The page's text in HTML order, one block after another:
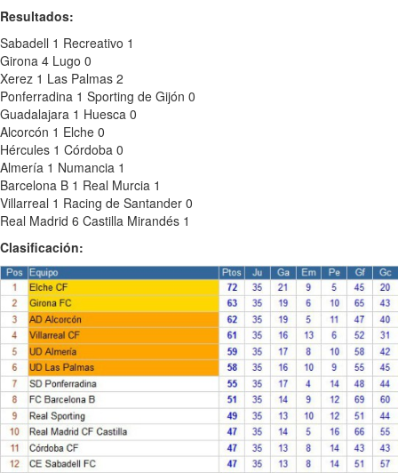
Resultados:
Sabadell 1 Recreativo 1
Girona 4 Lugo 0
Xerez 1 Las Palmas 2
Ponferradina 1 Sporting de Gijón 0
Guadalajara 1 Huesca 0
Alcorcón 1 Elche 0
Hércules 1 Córdoba 0
Almería 1 Numancia 1
Barcelona B 1 Real Murcia 1
Villarreal 1 Racing de Santander 0
Real Madrid 6 Castilla Mirandés 1
Clasificación: